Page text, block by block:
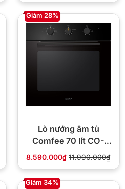
Giảm 28%
Lò nướng âm tủ
Comfee 70 lít CO-
AC70KB
8.590.000₫ 11.990.000₫
Giảm 34%